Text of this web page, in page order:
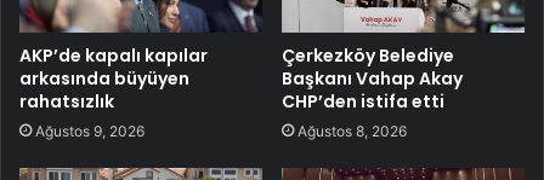
AKP’de kapalı kapılar
arkasında büyüyen
rahatsızlık
Ağustos 9, 2026
Çerkezköy Belediye
Başkanı Vahap Akay
CHP’den istifa etti
Ağustos 8, 2026